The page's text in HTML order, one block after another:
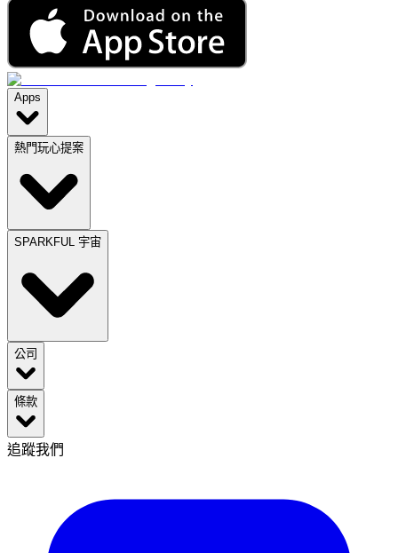
Apps
熱門玩心提案
SPARKFUL 宇宙
公司
條款
追蹤我們